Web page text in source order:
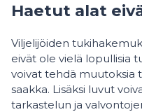
Haetut alat
Viljelijöiden
eivät ole vielä lopullisia
voivat tehdä muutoksia
saakka. Lisäksi luvut
tarkastelun ja